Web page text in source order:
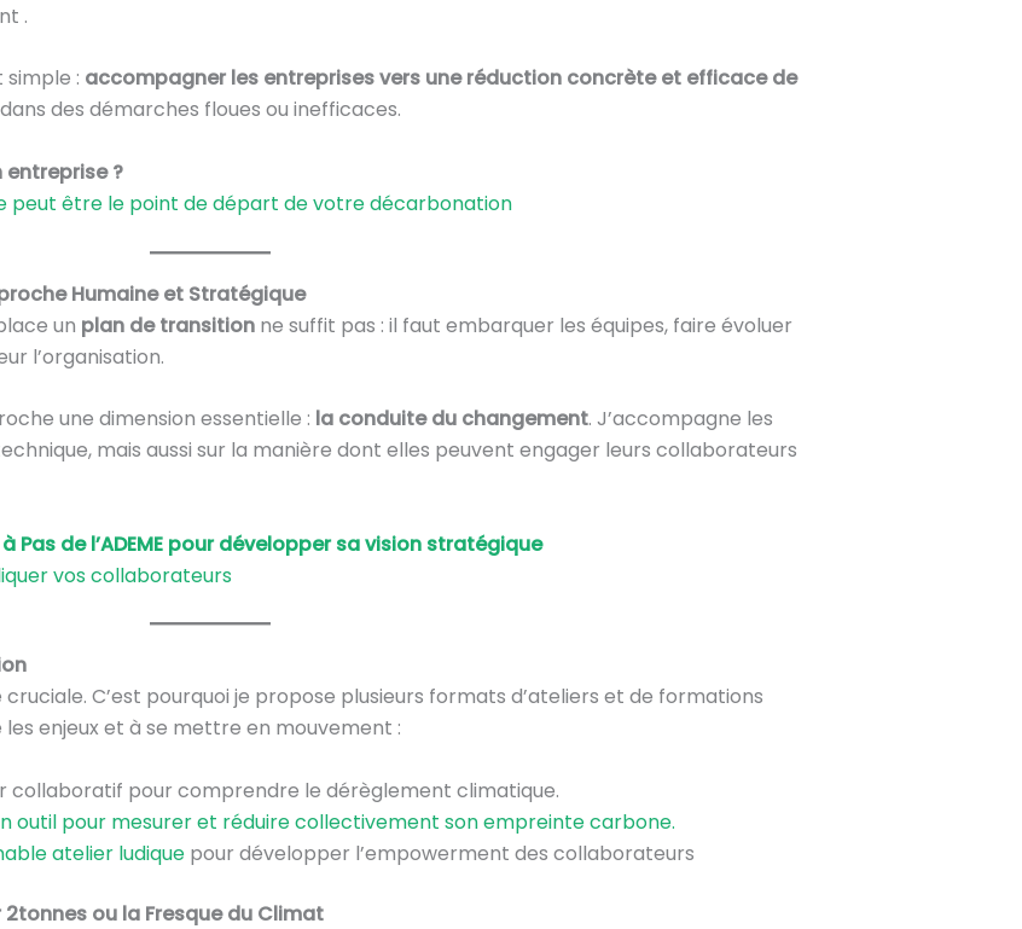
.
: accompagner les entreprises vers une réduction concrète et efficace de
des démarches floues ou inefficaces.
?
peut être le point de départ de votre décarbonation
Humaine et Stratégique
un plan de transitionne suffit pas : il faut embarquer les équipes, faire évoluer
l’organisation.
une dimension essentielle : la conduite du changement. J’accompagne les
mais aussi sur la manière dont elles peuvent engager leurs collaborateurs
Pas de l’ADEME pour développer sa vision stratégique
vos collaborateurs
C’est pourquoi je propose plusieurs formats d’ateliers et de formations
enjeux et à se mettre en mouvement :
collaboratif pour comprendre le dérèglement climatique.
outil pour mesurer et réduire collectivement son empreinte carbone.
atelier ludiquepour développer l’empowerment des collaborateurs
2tonnes ou la Fresque du Climat